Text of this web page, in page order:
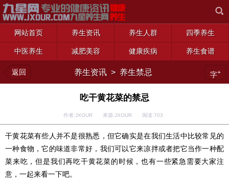
网站首页 养生资讯 养生人群 四季养生
中医养生 减肥美容 健康疾病 养生食谱
返回 养生资讯 > 养生禁忌 字+
吃干黄花菜的禁忌
作者:JXOUR 来源:JXOUR 阅读:703
干黄花菜有些人并不是很熟悉，但它确实是在我们生活中比较常见的
一种食物，它的味道非常好，我们可以它来凉拌或者把它当作一种配
菜来吃，但是我们再吃干黄花菜的时候，也有一些紧急需要大家注
意，一起来看一下吧。